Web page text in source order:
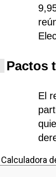
Pactos
El
Calculadora